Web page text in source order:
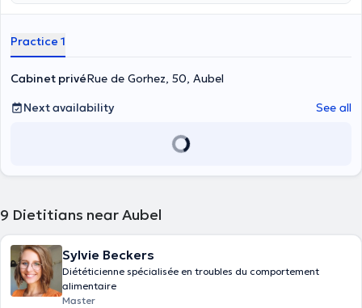
Practice 1
Cabinet privéRue de Gorhez, 50, Aubel
Next availability
See all
9 Dietitians near Aubel
Sylvie Beckers
Diététicienne spécialisée en troubles du comportement
alimentaire
Master